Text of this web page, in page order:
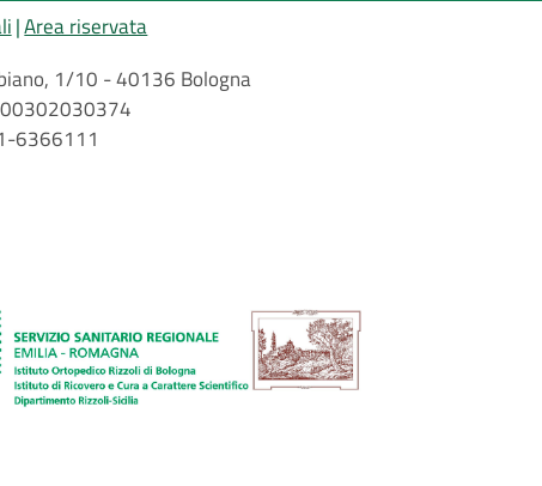
Area riservata
1/10 - 40136 Bologna
00302030374
6366111